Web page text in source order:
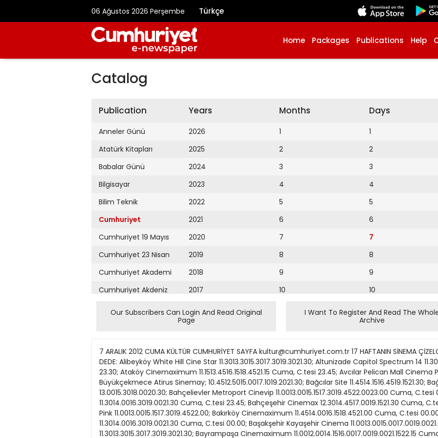
06 Ağustos 2026 Perşembe Türkçe
Home Packages Publications Help
Catalog
Publication
Anneler Günü
Atatürk Kitapları
Babalar Günü
Bilgisayar
Bilim Teknik
Cumhuriyet
Cumhuriyet 19 Mayıs
Cumhuriyet 23 Nisan
Cumhuriyet Akademi
Cumhuriyet Akdeniz
Cumhuriyet Alışveriş
Cumhuriyet Ankara
Cumhuriyet Büyük
Taaruz
Cumhuriyet
Cumartesi
Cumhuriyet Çevre
Years
2026
2025
2024
2023
2022
2021
2020
2019
2018
2017
2016
2015
2013
2011
2010
2009
Months
1
2
3
4
5
6
7
8
9
10
Days
1
2
3
4
5
6
7
8
9
10
11
12
14
15
16
17
18
Our Subscribers Can Login And Read Original
Page
I Want To Register And Read The
Archive
7 ARALIK 2012 CUMA KÜLTÜR CUMHURİYET SAYFA kultur@cumhuriyet.com.tr 17 HAFTANIN SİNEMA ÇİZELGESİ ? ÇAKALLARLA DANS/HASTASIYIZ DEDE: Alibeyköy White Hill Cine Star 11.3013.3015.3017.3019.3021.30; Altunizade Capitol Spectrum 14 11.3013.4516.1518.4521.15 Cuma, C.tesi 23.30; Ataköy Cinemaximum 11.1513.4516.1518.4521.15 Cuma, C.tesi 23.45; Avcılar Pelican Mall Cinema Pink 11.0013.0015.1517.3019.4522.00; Büyükçekmece Atirus Sinemay; 10.4512.5015.0017.1019.2021.30; Bağcılar Site 11.4514.1516.4519.1521.30; Bağcılar Sinema Merkezi 13.0015.3018.0020.30; Bahçelievler Metroport Cinevip 11.0013.0015.1517.3019.4522.0023.00 Cuma, C.tesi 00.15; Bahçeşehir Cinemaximum 11.3014.0016.3019.0021.30 Cuma, C.tesi 23.45; Bahçeşehir Cinemax 12.3014.4517.0019.1521.30 Cuma, C.tesi 23.45; Bakırköy Carousel Cinema Pink 11.0013.0015.1517.3019.4522.00; Bakırköy Cinemaximum 11.4514.0016.1518.4521.00 Cuma, C.tesi 00.00; Bakırköy Cinemaximum 11.3014.0016.3019.0021.30 Cuma, C.tesi 00.00; Başakşehir Kayaşehir Cinema 11.0013.0015.0017.0019.0021.00; Başakşehir Olimpia Site 11.3013.3015.3017.3019.3021.30; Bayrampaşa Cinemaximum 11.0012.0014.1516.0017.0019.0021.1522.15 Cuma, C.tesi 23.15; Beylikdüzü Beylicium Favori 11.3012.4514.0015.1516.3017.4519.0020.1521.30; Beylikdüzü Perla Vista Cinema Pink 11.0013.0015.1517.3019.4522.00 Cuma, C.tesi 00.15; Beylikdüzü White Corner Favori 11.0012.1513.3014.4516.0017.1518.3019.4521.00; Beyoğlu Atlas 12.0014.1516.3019.0021.30; Beyoğlu Cine Majestic 11.3013.3015.3017.3019.3021.30; Beyoğlu Cinemaximum 11.0013.3016.0019.0021.30 Cuma, C.tesi 23.30; Caddebostan Cinemaximum 11.3013.5016.1018.3021.10 ‘Pİ’NİN YAŞAMI’ 28 ARALIK’TA Cuma, C.tesi 23.30; Çekmeköy Çekmeköy 11.1513.4515.0016.15GÖSTERİME GİRECEK 17.3018.4520.0021.15 Cuma, C.tesi 22.3000.00; Çobançeşme Airport Prestige 11.0013.1515.4519.3021.45 Cuma, C.tesi 00.00; Esenler Espri Site 11.0013.0015.0017.0019.0021.00; Esentepe Cinemaximum 11.1513.3016.0018.3021.00 Cuma, C.tesi 23.30; Esenyurt Cinemaximum 11.1513.4516.1518.4521.15 Cuma, C.tesi 23.45; Etiler Akmerkez Cinema Pink 11.0013.0015.1517.3019.4522.00; Etiler Wings Cinecity 12.3014.4517.0019.1521.30 Cuma, C.tesi 00.00 ? AÇLIĞA DOYMAK: Altunizade Capitol Spectrum 14 11.0013.4516.3019.1522.00; Avcılar Cinema pink (Pelican Mall) 14.1516.4519.1521.45; Bağcılar Cinemarine 212 Avm 11.1513.4516.1518.4521.15; Bağcılar Site 11.1513.4516.1518.4521.15; Bahçelievler Metroport Avm Cine Vip 11.1513.4516.1518.4521.15; Bahçeşehir Cinemax 11.4514.1516.4519.1521.45Cuma, C.tesi 00.15; Bahçeşehir Cinemaximum (Akbatı) 11.1513.4516.3019.1522.00; Bakırköy Cinemaxımum ASLI SELÇUK (Marmara Forum) 11.3014.3017.3020.30Cuma, C.tesi 23.30; Bakırköy Cinema Pink (Carousel) üçlü bora eserken ufku gözetlemek için ayağa kalkan çok acıkmış Pi’nin kurtarma 11.3014.0016.3019.0021.30; Bayrampaşa Akvaryum Coşkun sandalı dalgalarda sallanır. Bu giriş Kana Sabah 11.3014.0016.3019.0021.30Cuma, C.tesi 23.50; dalı yazar Yann Martel’in çok satışlı romanı Life Beylikdüzü Cinema Pink (Perla of Pi’den (Pi’nin Yaşamı), Pondichery hayvanat Vista) 14.1516.4519.1521.45Cuma, C.tesi 00.15; Beylikdüzü White bahçesinin bekçi çiftinin oğulları Piscine Molitor Corner Favori 12.0014.3017.00Patel’in (kısaca Pi) destanını anlatılır. 19.1521.30; Beyoğlu Atlas Pi ve ailesi Kanada’ya yerleşmek amacıyla yola 12.0014.1516.3019.0021.30; Beyoğlu Cine Majestic 11.3014.0016.3019.0021.30; Çemberlitaş Şafak Movieplex 11.0013.3016.0018.3021.00; Esentepe Cinemaximum (Astoria) 11.0013.4516.3019.1522.00; Esenyurt Cinemaximum (Marmara Park) 11.0014.0017.0020.00Cuma, C.tesi 23.00; Etiler Cinema Pink (Akmerkez) 14.1516.4519.1521.45; Fatih Cinemaximum (Historia) 11.0013.3016.1519.0021.45; Florya Cinefly (Flyinn) 11.0013.3016.0018.3021.00Cuma, C.tesi 23.30; Florya Cinemaximum (Aqua Florya) 12.0015.0018.0021.00; Halkalı Arenapark Site Halkalı 11.3014.0016.3019.0021.30 ? ÇALINTI HAYAT: Altunizade Capitol Spectrum 11.4514.0016.1518.3020.45; Ataköy Cinemaximum (Ataköy Plus) 12.0014.1516.3018.4521.00 Cuma, C.tesi 23.15; Bahçelievler Metroport Cine Vip 11.4514.0016.1518.3020.45 Cuma, C.tesi 23.45; Bahçeşehir Cinemaximum (Akbatı) 11.0013.0015.1517.3019.4522.00; Bakırköy Cinemaximum (Capacity) 11.4514.0016.1518.4521.00 Cuma, C.tesi 00.15; Bakırköy Cinemaximum (Marmara Forum) 11.0013.0015.1517.3019.4522.00 Cuma, C.tesi 00.00; Beyoğlu Cinemaximum (Fitaş) 11.0013.1515.4518.1521.00; Caddebostan Cinemaximum (Budak) 11.2013.5016.1018.3021.00 Cuma, C.tesi 23.30; Esentepe Cinemaximum (Astoria) 11.3013.4516.1518.3021.00 Cuma, C.tesi 23.15; Esenyurt Cinemaximum (Marmara Park) 11.0013.1516.3017.4520.0022.15; Florya Cinemaximum (Aqua Florya) 11.0013.0015.1517.3019.4522.00 Cuma, C.tesi 00.00; Haramidere Cinetech Torium 11.2013.2015.2017.2019.2021.20; İstinye Cinemaximum (İstinye Park) 11.4514.1516.4519.1521.45 Cuma, C.tesi 00.15 ? BENİM ANNEM BİR DİNOZOR: Altunizade Capitol Spectrum 11.0013.0015.0017.0019.00; Arena Park Site Halkalı 11.1513.1515.1517.1519.1521.00; Ataköy Cinemaximum (Ataköy Plus) 11.0013.0015.0017.00; Bahçelievler Kadir Has 11.3013.3015.3017.30; Bakırköy Aırport Cinemas 11.1513.1515.1517.15; Bakırköy Carousel Cinema Pink 11.3013.3015.3017.30; Bakırköy Cinemaximum (Marmara Forum) 11.0013.0015.0017.00; Başakşehir Olimpia Site 14.1516.0017.4519.3021.15; Bayrampaşa Cinemaximum (Forum İstanbul)11.0013.0015.0017.00; Beylikdüzü Favori White Corner Avm 11.0012.4514.3016.1518.0019.4521.30; Esenyurt Cinemaximum (Marmara Park) 12.0014.0016.0018.0020.00; Etiler Alkent Wings Cinecity 11.0012.4514.3016.3018.1520.00 ? UÇUŞ: (2 BoyutluDijital / Türkçe Altyazılı) Akmerkez Cinema Pink 11.0013.3016.1519.0021.45; Altunizade Capitol 21. 00Cuma, C.tesi 23.30; Avcılar Pelican Mall Cinema Pink 11.0013.3016.1519.0021.45; Bakırköy Carousel Cinema Pink 11.0013.3016.1519.0021.45; Beylikdüzü Perla Vista Cinema Pink 11.0013.3016.1519.0021.45Cuma, C.tesi 00;15; Haramidere Cinetech Torium 11.0013.3016.0018.3021.00Cuma, C.tesi 23.20; Metro City Cinema Pink 11.0013.3016.1519;0021;45; Pendik Mayastar Viaport 18.1021.00Cuma, C.tesi 23.50; Silivri Kipa Cinema Pink 11.0013.3016.1519.0021.45 (2 Boyutlu35mm / Türkçe Altyazılı) Airport Cinema Prestige 11.0013.4516.3019.1522.00; Altunizade Capitol 12.4516.0019.1522.15; Ataköy Cinemaximum (Ataköy Plus) 12.0015.0018.0021.00Cuma, C.tesi 23.15; Bahçelievler Metroport Avm Cinevip 11.0013.4516.3019.1522.00; Bakırköy Cinemaximum (Capacity)12.0015.0018.0021.00Cuma, C.tesi 00.00; Bakırköy Cinemaximum (Marmara Forum) 11.4514.4517.4521.00Cuma, C.tesi 23.45. ‘Forrest Gump’ın yönetmeni Robert Zemeckis’in yeni filmi ‘Uçuş’ bugün gösterime giriyor Ayyaş kahraman da yolculuk teması üstüne ykunun yerini çektiği, Michael J. Fox’la sevişmenin alChristopher Lloyd’un oynadığı, bol aldığı, alışılmış komedimacera kollü, uyuşturuculu, yotürünü yenileyen “Back to rucu bir gecenin ardınthe FutureGeleceğe dan eski karısının tatsız Dönüş” üçlemesiyle dikkati telefonuyla uyanıp hosçekip özgün buluş ve özel tes sevgilisi Trina’yla efekt becerisini animasyonla (Nadine Velazquez) yeni bir sefere çıkan ayyaş, ama deneyimli pilot kaynaştırdığı “Roger Rabbit”le teknik ustalığını konuşturdu. Whip’in (Denzel Washington), dramatik değiAsıl ününü hem en